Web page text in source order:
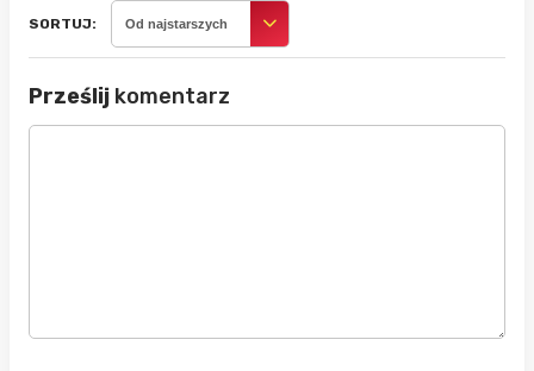
SORTUJ: Od najstarszych
Prześlij komentarz